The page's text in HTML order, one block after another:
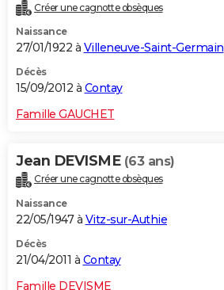
Créer une cagnotte obsèques
Naissance
27/01/1922 à Villeneuve-Saint-Germain
Décès
15/09/2012 à Contay
Famille GAUCHET
Jean DEVISME (63 ans)
Créer une cagnotte obsèques
Naissance
22/05/1947 à Vitz-sur-Authie
Décès
21/04/2011 à Contay
Famille DEVISME